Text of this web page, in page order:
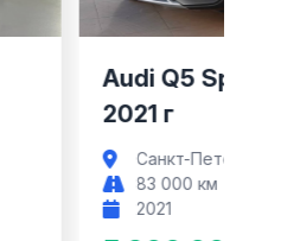
Audi Q5
2021 г
Санкт-Петербург
83 000 км
2021